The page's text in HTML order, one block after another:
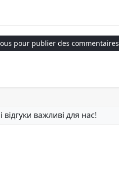
pour publier des commentaires
відгуки важливі для нас!